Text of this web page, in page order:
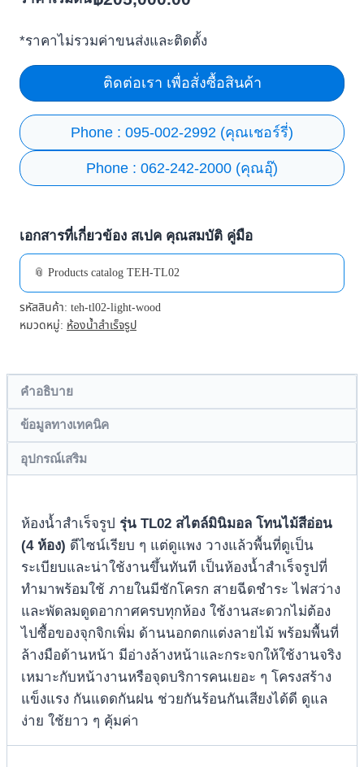
*ราคาไม่รวมค่าขนส่งและติดตั้ง
ติดต่อเรา เพื่อสั่งซื้อสินค้า
Phone : 095-002-2992 (คุณเชอร์รี่)
Phone : 062-242-2000 (คุณอุ๊)
เอกสารที่เกี่ยวข้อง สเปค คุณสมบัติ คู่มือ
📎 Products catalog TEH-TL02
รหัสสินค้า: teh-tl02-light-wood
หมวดหมู่: ห้องน้ำสำเร็จรูป
คำอธิบาย
ข้อมูลทางเทคนิค
อุปกรณ์เสริม
ห้องน้ำสำเร็จรูป รุ่น TL02 สไตล์มินิมอล โทนไม้สีอ่อน
(4 ห้อง) ดีไซน์เรียบ ๆ แต่ดูแพง วางแล้วพื้นที่ดูเป็น
ระเบียบและน่าใช้งานขึ้นทันที เป็นห้องน้ำสำเร็จรูปที่
ทำมาพร้อมใช้ ภายในมีชักโครก สายฉีดชำระ ไฟสว่าง
และพัดลมดูดอากาศครบทุกห้อง ใช้งานสะดวกไม่ต้อง
ไปซื้อของจุกจิกเพิ่ม ด้านนอกตกแต่งลายไม้ พร้อมพื้นที่
ล้างมือด้านหน้า มีอ่างล้างหน้าและกระจกให้ใช้งานจริง
เหมาะกับหน้างานหรือจุดบริการคนเยอะ ๆ โครงสร้าง
แข็งแรง กันแดดกันฝน ช่วยกันร้อนกันเสียงได้ดี ดูแล
ง่าย ใช้ยาว ๆ คุ้มค่า